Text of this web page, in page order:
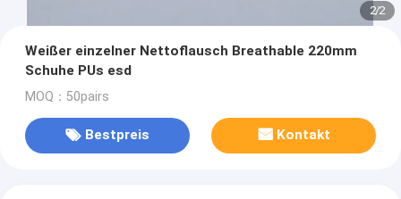
2/2
Weißer einzelner Nettoflausch Breathable 220mm
Schuhe PUs esd
MOQ：50pairs
Bestpreis Kontakt